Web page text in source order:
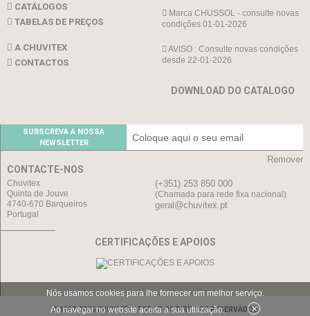
CATÁLOGOS
TABELAS DE PREÇOS
A CHUVITEX
CONTACTOS
Marca CHUSSOL - consulte novas
condições 01-01-2026
AVISO : Consulte novas condições
desde 22-01-2026
DOWNLOAD DO CATALOGO
SUBSCREVA A NOSSA
NEWSLETTER
Remover
CONTACTE-NOS
Chuvitex
Quinta de Jouve
4740-670 Barqueiros
Portugal
(+351) 253 850 000
(Chamada para rede fixa nacional)
geral@chuvitex.pt
CERTIFICAÇÕES E APOIOS
© 1987-2026 CHUVITEX - TODOS OS DIREITOS RESERVADOS
Nós usamos cookies para lhe fornecer um melhor serviço.
Ao navegar no website aceita a sua utilização.
×